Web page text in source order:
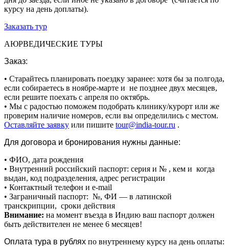
курсу на день доплаты).
Заказать тур
АЮРВЕДИЧЕСКИЕ ТУРЫ
Заказ:
• Старайтесь планировать поездку заранее: хотя бы за полгода,
если собираетесь в ноябре-марте и не позднее двух месяцев,
если решите поехать с апреля по октябрь.
• Мы с радостью поможем подобрать клинику/курорт или же
проверим наличие номеров, если вы определились с местом.
Оставляйте заявку или пишите tour@india-tour.ru .
Для договора и бронирования нужны данные:
• ФИО, дата рождения
• Внутренний российский паспорт: серия и № , кем и когда
выдан, код подразделения, адрес регистрации
• Контактный телефон и e-mail
• Заграничный паспорт: №, ФИ — в латинской
транскрипции, сроки действия
Внимание: на момент въезда в Индию ваш паспорт должен
быть действителен не менее 6 месяцев!
Оплата тура в рублях по внутреннему курсу на день оплаты: